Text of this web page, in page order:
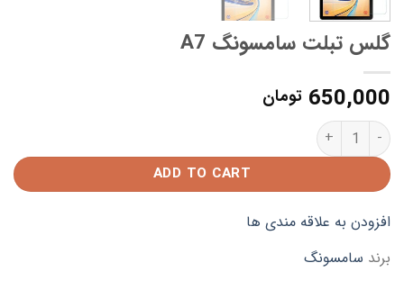
گلس تبلت سامسونگ A7
650,000 تومان
گلس تبلت سامسونگ A7 quantity
ADD TO CART
افزودن به علاقه مندی ها
برند سامسونگ